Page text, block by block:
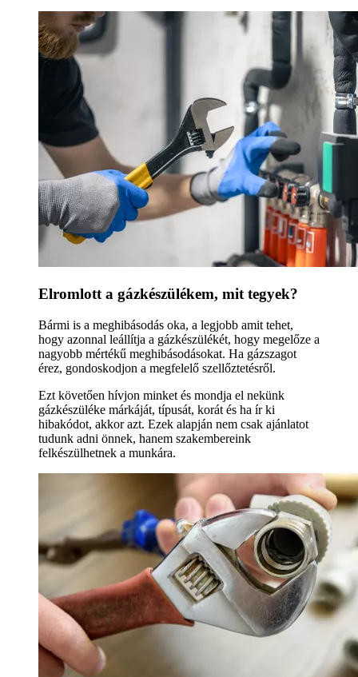
Elromlott a gázkészülékem, mit tegyek?
Bármi is a meghibásodás oka, a legjobb amit tehet,
hogy azonnal leállítja a gázkészülékét, hogy megelőze a
nagyobb mértékű meghibásodásokat. Ha gázszagot
érez, gondoskodjon a megfelelő szellőztetésről.
Ezt követően hívjon minket és mondja el nekünk
gázkészüléke márkáját, típusát, korát és ha ír ki
hibakódot, akkor azt. Ezek alapján nem csak ajánlatot
tudunk adni önnek, hanem szakembereink
felkészülhetnek a munkára.